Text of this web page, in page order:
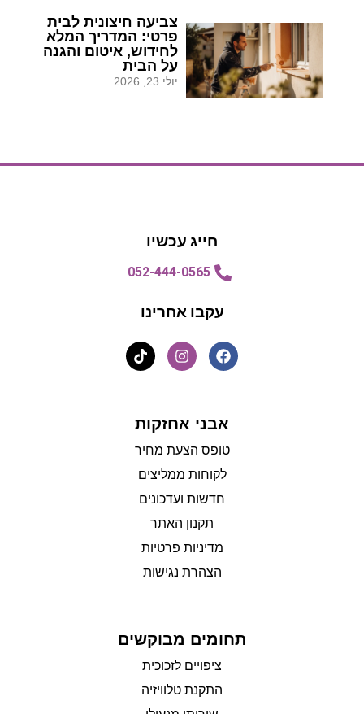
צביעה חיצונית לבית
פרטי: המדריך המלא
לחידוש, איטום והגנה
על הבית
יולי 23, 2026
חייג עכשיו
052-444-0565
עקבו אחרינו
אבני אחזקות
טופס הצעת מחיר
לקוחות ממליצים
חדשות ועדכונים
תקנון האתר
מדיניות פרטיות
הצהרת נגישות
תחומים מבוקשים
ציפויים לזכוכית
התקנת טלוויזיה